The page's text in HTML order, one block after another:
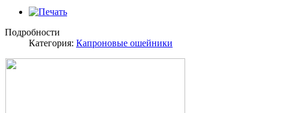
Подробности
Категория: Капроновые ошейники